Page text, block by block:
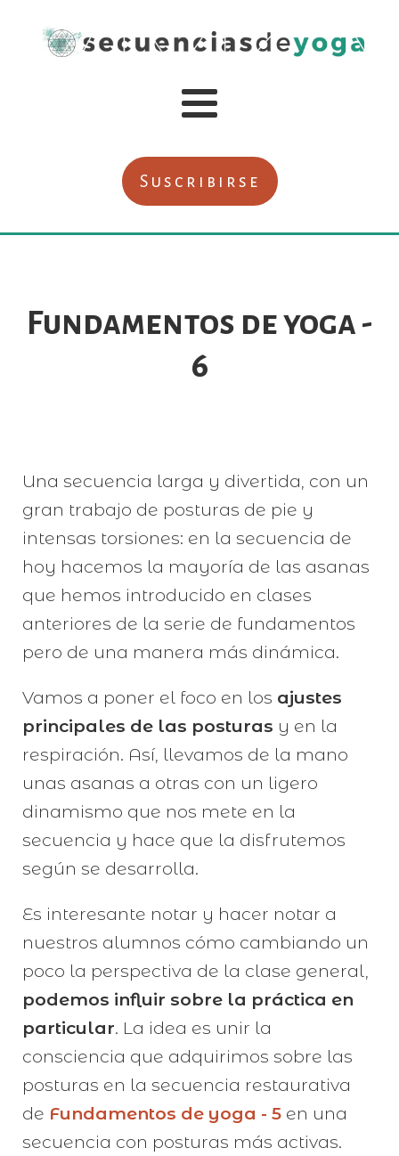
Suscribirse
Fundamentos de yoga -
6
Una secuencia larga y divertida, con un
gran trabajo de posturas de pie y
intensas torsiones: en la secuencia de
hoy hacemos la mayoría de las asanas
que hemos introducido en clases
anteriores de la serie de fundamentos
pero de una manera más dinámica.
Vamos a poner el foco en los ajustes
principales de las posturas y en la
respiración. Así, llevamos de la mano
unas asanas a otras con un ligero
dinamismo que nos mete en la
secuencia y hace que la disfrutemos
según se desarrolla.
Es interesante notar y hacer notar a
nuestros alumnos cómo cambiando un
poco la perspectiva de la clase general,
podemos influir sobre la práctica en
particular. La idea es unir la
consciencia que adquirimos sobre las
posturas en la secuencia restaurativa
de Fundamentos de yoga - 5 en una
secuencia con posturas más activas.